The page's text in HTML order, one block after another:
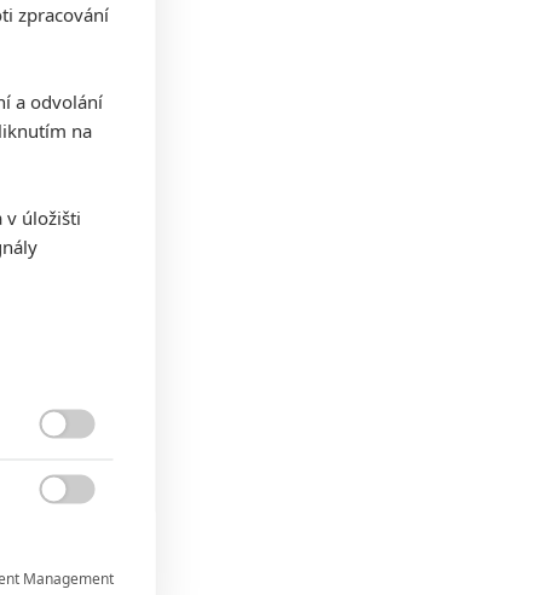
zpracování
a odvolání
na
v úložišti

Management